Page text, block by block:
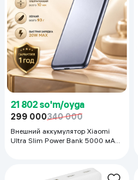
21 802 so'm/oyga
299 000340 000
Внешний аккумулятор Xiaomi
Ultra Slim Power Bank 5000 мАч